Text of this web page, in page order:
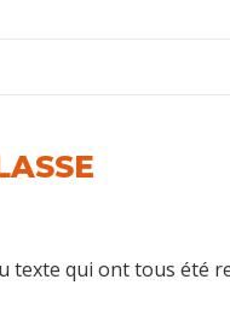
texte qui ont tous été